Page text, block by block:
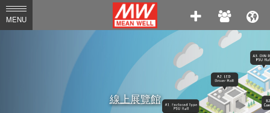
MEAN
WELL
Enterprises
Co.,
Ltd.
MENU
線上展覽館